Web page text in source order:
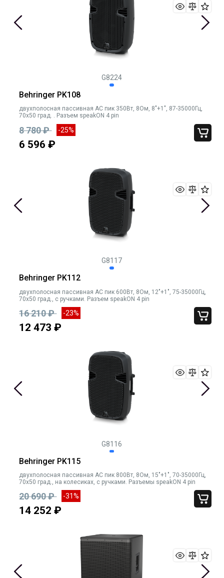
G8224
Behringer PK108
двухполосная пассивная АС пик 350Вт, 8Ом, 8"+1", 87-35000Гц,
70х50 град. . Разъем speakON 4 pin
8 780 ₽ -25%
6 596 ₽
G8117
Behringer PK112
двухполосная пассивная АС пик 600Вт, 8Ом, 12"+1", 75-35000Гц,
70х50 град., с ручками. Разъем speakON 4 pin
16 210 ₽ -23%
12 473 ₽
G8116
Behringer PK115
двухполосная пассивная АС пик 800Вт, 8Ом, 15"+1", 70-35000Гц,
70х50 град., на колесиках, с ручками. Разъемы speakON 4 pin
20 690 ₽ -31%
14 252 ₽